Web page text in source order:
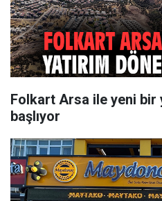
Folkart Arsa ile yeni bir
başlıyor